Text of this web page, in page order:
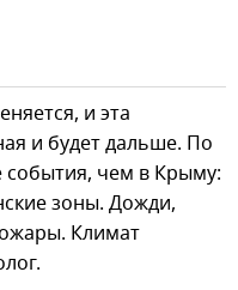
и эта
и будет дальше. По
события, чем в Крыму:
зоны. Дожди,
Климат